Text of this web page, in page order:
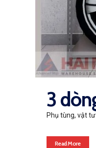
3
Phụ tùng, vật
Read More